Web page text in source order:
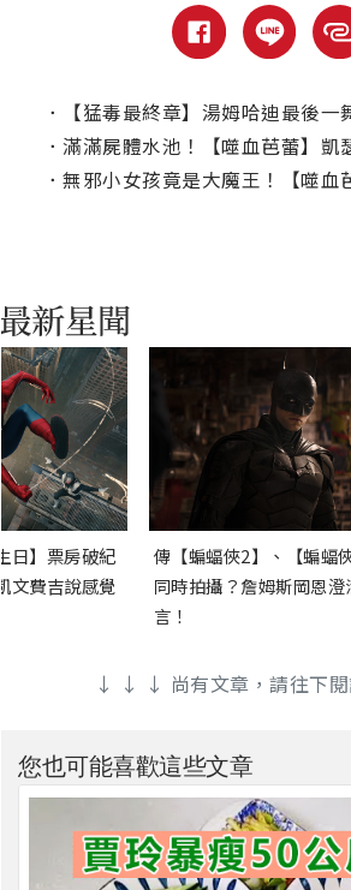
．
【猛毒最終章】湯姆哈迪最後一舞｜本周
． 滿滿屍體水池！【噬血芭蕾】凱瑟琳紐頓列入
． 無邪小女孩竟是大魔王！【噬血芭蕾】
日】票房破紀
文費吉說感覺
傳【蝙蝠俠2】、【蝙蝠俠
同時拍攝？詹姆斯岡恩澄
言！
↓ ↓ ↓ 尚有文章，請往下
您也可能喜歡這些文章